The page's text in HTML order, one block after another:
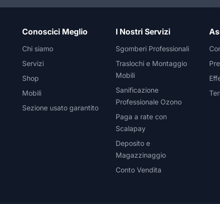
Conoscici Meglio
Chi siamo
Servizi
Shop
Mobili
Sezione usato garantito
I Nostri Servizi
Sgomberi Professionali
Traslochi e Montaggio
Mobili
Sanificazione
Professionale Ozono
Paga a rate con
Scalapay
Deposito e
Magazzinaggio
Conto Vendita